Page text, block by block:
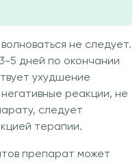
не следует.
5 дней по окончании
ухудшение
реакции, не
следует
терапии.
препарат может